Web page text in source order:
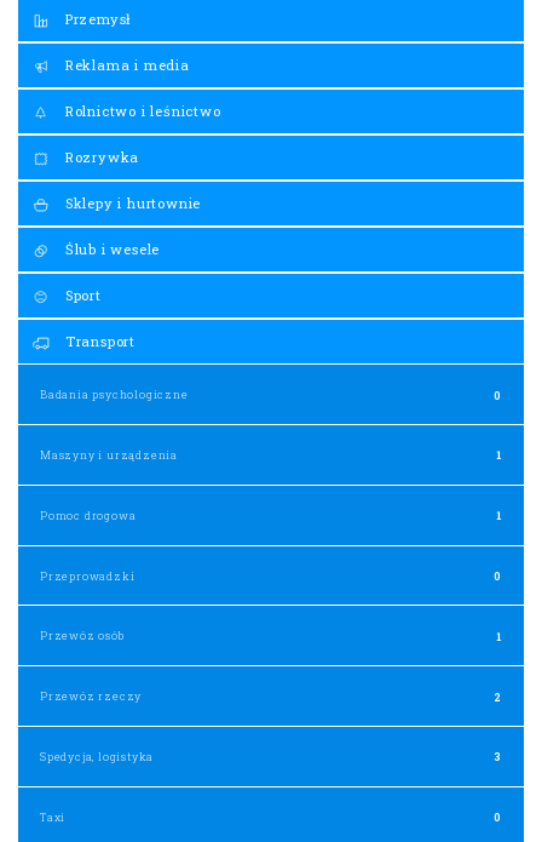
Przemysł
Reklama i media
Rolnictwo i leśnictwo
Rozrywka
Sklepy i hurtownie
Ślub i wesele
Sport
Transport
Badania psychologiczne 0
Maszyny i urządzenia 1
Pomoc drogowa 1
Przeprowadzki 0
Przewóz osób 1
Przewóz rzeczy 2
Spedycja, logistyka 3
Taxi 0